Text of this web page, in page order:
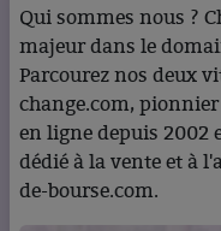
Qui sommes nous ?
majeur dans le
Parcourez nos deux
change.com,
en ligne depuis 2002
dédié à la vente et à
de-bourse.com.